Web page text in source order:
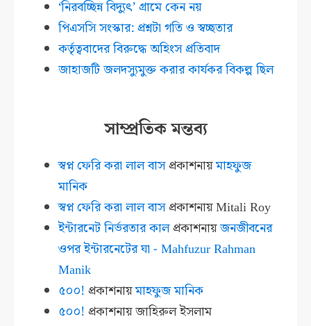
‘নিরবচ্ছিন্ন বিদ্যুৎ’ গ্রামে কেন নয়
পিএসসি সংস্কার: প্রশ্নটা গতি ও স্বচ্ছতার
কর্তৃত্ববাদের বিরুদ্ধে অহিংস প্রতিবাদ
জাহাজটি জলদস্যুমুক্ত করার কার্যকর বিকল্প ছিল
সাম্প্রতিক মন্তব্য
স্বপ্ন ফেরি করা লাল বাসপ্রকাশনায়মাহফুজ
মানিক
স্বপ্ন ফেরি করা লাল বাসপ্রকাশনায়Mitali Roy
ইন্টারনেট নির্ভরতার কালপ্রকাশনায়জনজীবনের
ওপর ইন্টারনেটের ঘা - Mahfuzur Rahman
Manik
৫০০! প্রকাশনায়মাহফুজ মানিক
৫০০! প্রকাশনায়জাহিরুল ইসলাম